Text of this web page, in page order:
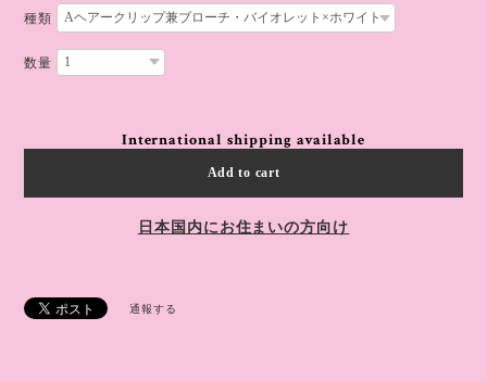
種類
数量
International shipping available
Add to cart
日本国内にお住まいの方向け
通報する